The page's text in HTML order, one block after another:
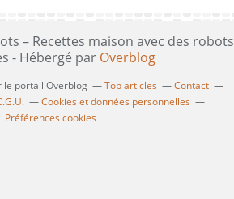
– Recettes maison avec des robots
- Hébergé par Overblog
le portail Overblog Top articles
Contact
Cookies et données personnelles
Préférences cookies